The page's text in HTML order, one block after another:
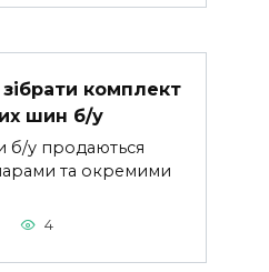
комплект
шин б/у
б/у продаються
та окремими
4